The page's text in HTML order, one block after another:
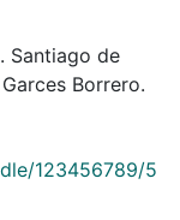
Santiago de
Borrero.
123456789/5